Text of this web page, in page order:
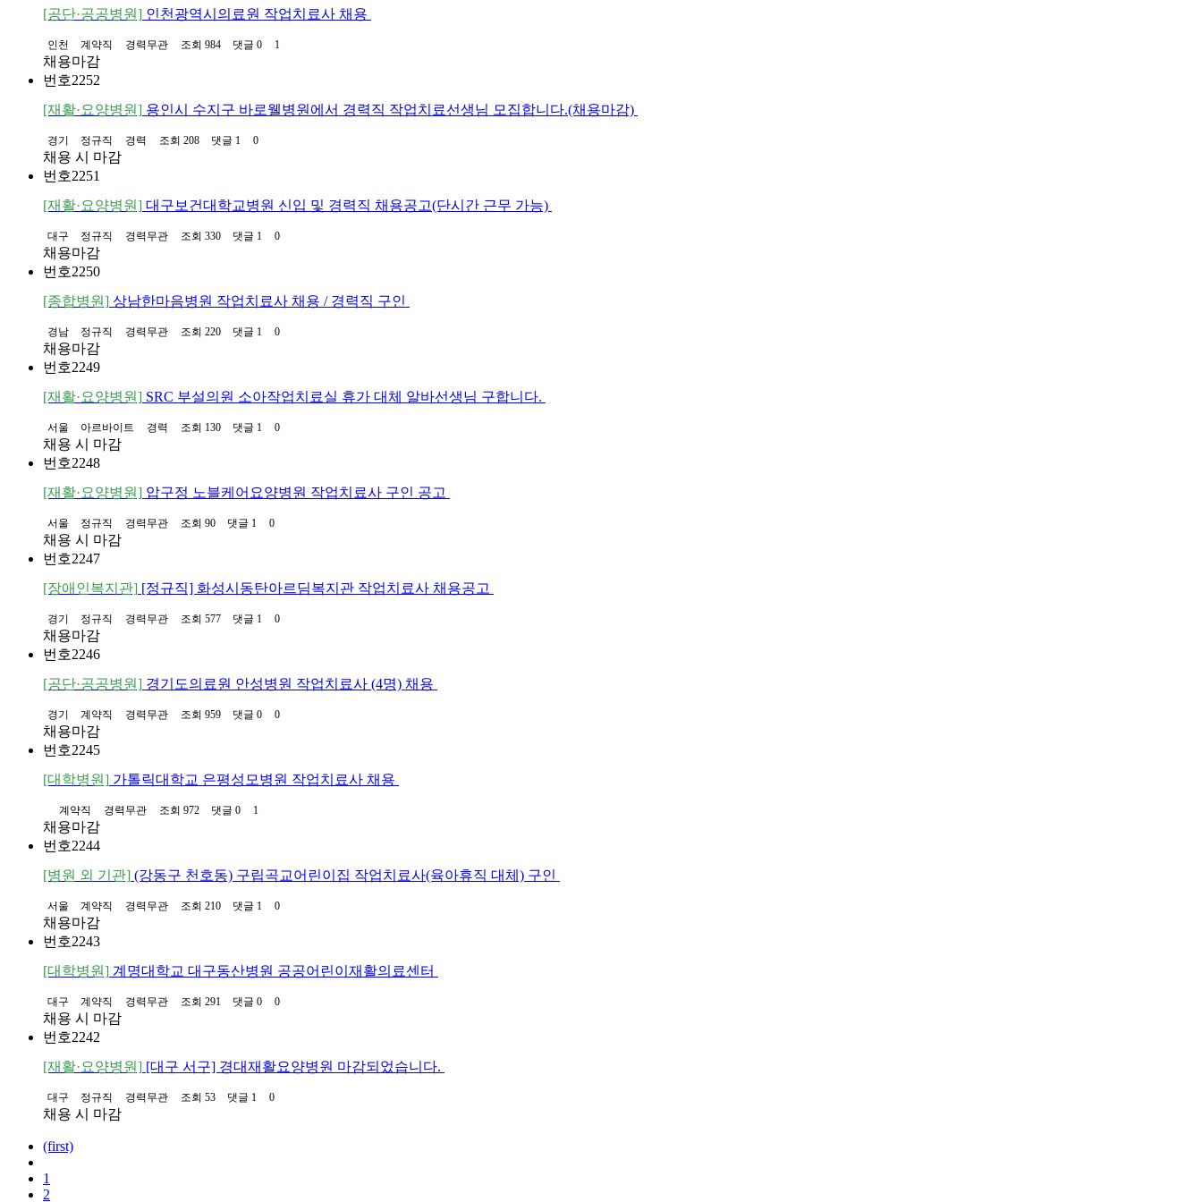
[공단·공공병원] 인천광역시의료원 작업치료사 채용
인천 계약직 경력무관 조회 984 댓글 0 1
채용마감
번호2252
[재활·요양병원] 용인시 수지구 바로웰병원에서 경력직 작업치료선생님 모집합니다.(채용마감)
경기 정규직 경력 조회 208 댓글 1 0
채용 시 마감
번호2251
[재활·요양병원] 대구보건대학교병원 신입 및 경력직 채용공고(단시간 근무 가능)
대구 정규직 경력무관 조회 330 댓글 1 0
채용마감
번호2250
[종합병원] 상남한마음병원 작업치료사 채용 / 경력직 구인
경남 정규직 경력무관 조회 220 댓글 1 0
채용마감
번호2249
[재활·요양병원] SRC 부설의원 소아작업치료실 휴가 대체 알바선생님 구합니다.
서울 아르바이트 경력 조회 130 댓글 1 0
채용 시 마감
번호2248
[재활·요양병원] 압구정 노블케어요양병원 작업치료사 구인 공고
서울 정규직 경력무관 조회 90 댓글 1 0
채용 시 마감
번호2247
[장애인복지관] [정규직] 화성시동탄아르딤복지관 작업치료사 채용공고
경기 정규직 경력무관 조회 577 댓글 1 0
채용마감
번호2246
[공단·공공병원] 경기도의료원 안성병원 작업치료사 (4명) 채용
경기 계약직 경력무관 조회 959 댓글 0 0
채용마감
번호2245
[대학병원] 가톨릭대학교 은평성모병원 작업치료사 채용
계약직 경력무관 조회 972 댓글 0 1
채용마감
번호2244
[병원 외 기관] (강동구 천호동) 구립곡교어린이집 작업치료사(육아휴직 대체) 구인
서울 계약직 경력무관 조회 210 댓글 1 0
채용마감
번호2243
[대학병원] 계명대학교 대구동산병원 공공어린이재활의료센터
대구 계약직 경력무관 조회 291 댓글 0 0
채용 시 마감
번호2242
[재활·요양병원] [대구 서구] 경대재활요양병원 마감되었습니다.
대구 정규직 경력무관 조회 53 댓글 1 0
채용 시 마감
(first)
1
2